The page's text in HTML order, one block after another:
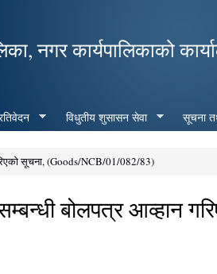
content
नगर कार्यपालिकाको
विधुतीय शुसासन सेवा सूचना
सूचना, (Goods/NCB/01/082/83)
बोलपत्र आव्हान